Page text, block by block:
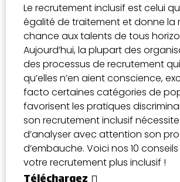
Le recrutement inclusif est celui
égalité de traitement et donne la
chance aux talents de tous
Aujourd’hui, la plupart des
des processus de recrutement
qu’elles n’en aient conscience,
facto certaines catégories de
favorisent les pratiques
son recrutement inclusif
d’analyser avec attention son
d’embauche. Voici nos 10
votre recrutement plus inclusif !